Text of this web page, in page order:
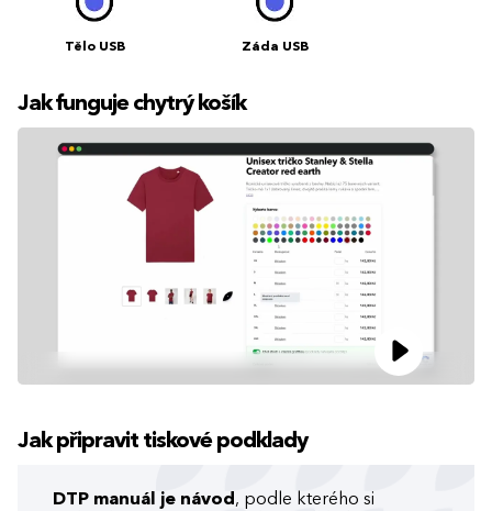
Tělo USB Záda USB
Jak funguje chytrý košík
Jak připravit tiskové podklady
DTP manuál je návod , podle kterého si